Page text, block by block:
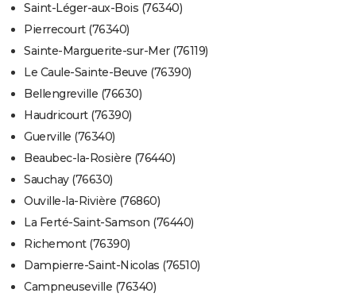
Saint-Léger-aux-Bois (76340)
Pierrecourt (76340)
Sainte-Marguerite-sur-Mer (76119)
Le Caule-Sainte-Beuve (76390)
Bellengreville (76630)
Haudricourt (76390)
Guerville (76340)
Beaubec-la-Rosière (76440)
Sauchay (76630)
Ouville-la-Rivière (76860)
La Ferté-Saint-Samson (76440)
Richemont (76390)
Dampierre-Saint-Nicolas (76510)
Campneuseville (76340)